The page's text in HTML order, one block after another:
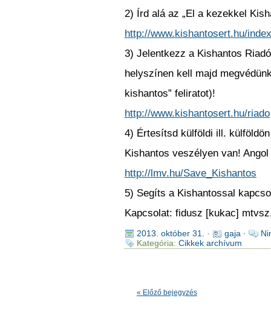
2) Írd alá az „El a kezekkel
http://www.kishantosert.hu/
3) Jelentkezz a Kishantos
helyszínen kell majd
kishantos” feliratot)!
http://www.kishantosert.hu/riado
4) Értesítsd külföldi ill.
Kishantos veszélyen van!
http://lmv.hu/Save_Kishantos
5) Segíts a Kishantossal
Kapcsolat: fidusz [kukac]
2013. október 31. · gaja ·
Kategória: Cikkek archívum
« Előző bejegyzés